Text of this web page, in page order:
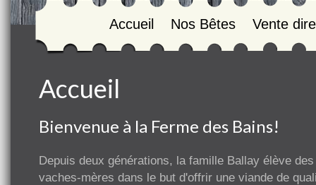
Accueil Nos Bêtes Vente
Accueil
Bienvenue à la Ferme des Bains!
Depuis deux générations, la famille Ballay élève des
vaches-mères dans le but d'offrir une viande de